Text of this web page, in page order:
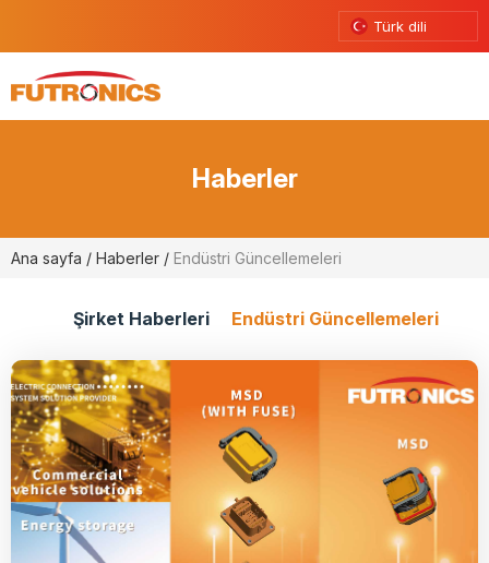
Türk dili
Haberler
Ana sayfa / Haberler / Endüstri Güncellemeleri
Şirket Haberleri Endüstri Güncellemeleri